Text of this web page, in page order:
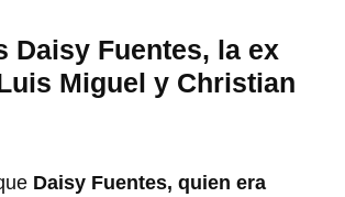
Daisy Fuentes, la ex
Miguel y Christian
Daisy Fuentes, quien era